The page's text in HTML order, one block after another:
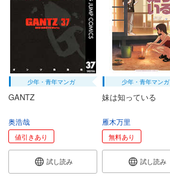
少年・青年マンガ
GANTZ
奥浩哉
値引きあり
試し読み
少年・青年マンガ
妹は知っている
雁木万里
無料あり
試し読み